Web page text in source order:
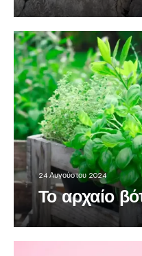
24 Αυγούστου 2024
Το αρχαίο